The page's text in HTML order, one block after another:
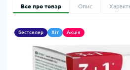
Все про товар Опис
Бестселер Хіт Акція